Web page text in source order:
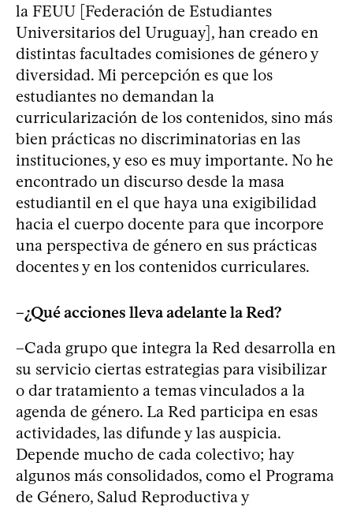
la FEUU [Federación de Estudiantes
Universitarios del Uruguay], han creado en
distintas facultades comisiones de género y
diversidad. Mi percepción es que los
estudiantes no demandan la
curricularización de los contenidos, sino más
bien prácticas no discriminatorias en las
instituciones, y eso es muy importante. No he
encontrado un discurso desde la masa
estudiantil en el que haya una exigibilidad
hacia el cuerpo docente para que incorpore
una perspectiva de género en sus prácticas
docentes y en los contenidos curriculares.
–¿Qué acciones lleva adelante la Red?
–Cada grupo que integra la Red desarrolla en
su servicio ciertas estrategias para visibilizar
o dar tratamiento a temas vinculados a la
agenda de género. La Red participa en esas
actividades, las difunde y las auspicia.
Depende mucho de cada colectivo; hay
algunos más consolidados, como el Programa
de Género, Salud Reproductiva y